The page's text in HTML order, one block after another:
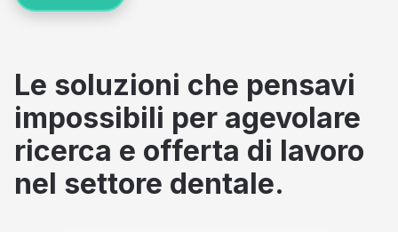
Le soluzioni che pensavi
impossibili per agevolare
ricerca e offerta di lavoro
nel settore dentale.